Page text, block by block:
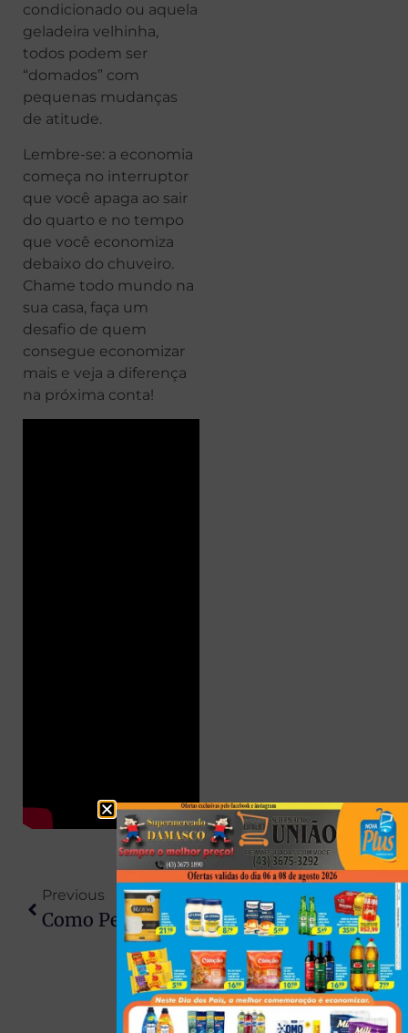
condicionado ou aquela
geladeira velhinha,
todos podem ser
“domados” com
pequenas mudanças
de atitude.
Lembre-se: a economia
começa no interruptor
que você apaga ao sair
do quarto e no tempo
que você economiza
debaixo do chuveiro.
Chame todo mundo na
sua casa, faça um
desafio de quem
consegue economizar
mais e veja a diferença
na próxima conta!
Previous
Como Pessoas Bem Informadas Tomam As Melhores Decisões Do Ano
Next
A Loja Online Ril Comercial É Confiável?